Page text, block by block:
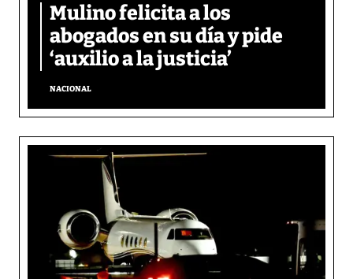
Mulino felicita a los
abogados en su día y pide
‘auxilio a la justicia’
NACIONAL